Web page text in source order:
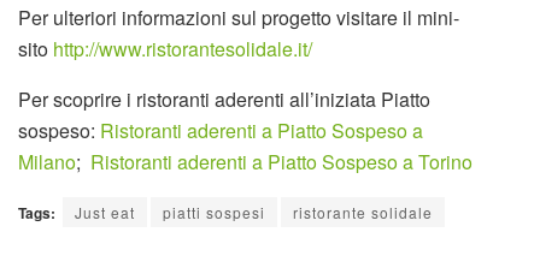
Per ulteriori informazioni sul progetto visitare il mini-
sito http://www.ristorantesolidale.it/
Per scoprire i ristoranti aderenti all’iniziata Piatto
sospeso: Ristoranti aderenti a Piatto Sospeso a
Milano; Ristoranti aderenti a Piatto Sospeso a Torino
Tags: Just eat piatti sospesi ristorante solidale